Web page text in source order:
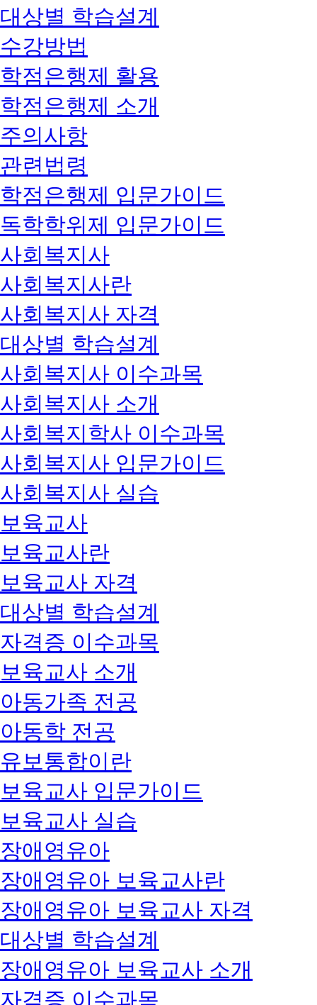
대상별 학습설계
수강방법
학점은행제 활용
학점은행제 소개
주의사항
관련법령
학점은행제 입문가이드
독학학위제 입문가이드
사회복지사
사회복지사란
사회복지사 자격
대상별 학습설계
사회복지사 이수과목
사회복지사 소개
사회복지학사 이수과목
사회복지사 입문가이드
사회복지사 실습
보육교사
보육교사란
보육교사 자격
대상별 학습설계
자격증 이수과목
보육교사 소개
아동가족 전공
아동학 전공
유보통합이란
보육교사 입문가이드
보육교사 실습
장애영유아
장애영유아 보육교사란
장애영유아 보육교사 자격
대상별 학습설계
장애영유아 보육교사 소개
자격증 이수과목